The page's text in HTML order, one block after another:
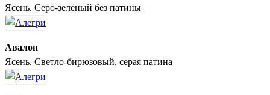
Ясень. Серо-зелёный без патины
Авалон
Ясень. Светло-бирюзовый, серая патина